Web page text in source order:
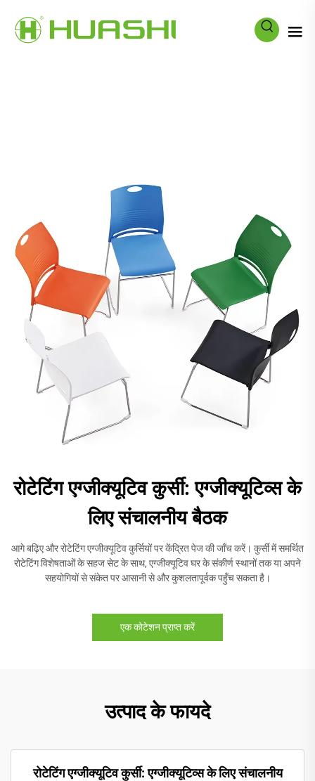
रोटेटिंग एग्जीक्यूटिव कुर्सी: एग्जीक्यूटिव्स के
लिए संचालनीय बैठक
आगे बढ़िए और रोटेटिंग एग्जीक्यूटिव कुर्सियों पर केंद्रित पेज की जाँच करें। कुर्सी में समर्थित
रोटेटिंग विशेषताओं के सहज सेट के साथ, एग्जीक्यूटिव घर के संकीर्ण स्थानों तक या अपने
सहयोगियों से संकेत पर आसानी से और कुशलतापूर्वक पहुँच सकता है।
एक कोटेशन प्राप्त करें
उत्पाद के फायदे
रोटेटिंग एग्जीक्यूटिव कुर्सी: एग्जीक्यूटिव्स के लिए संचालनीय